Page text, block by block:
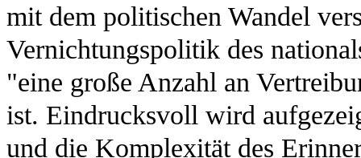
mit dem politischen Wandel
Vernichtungspolitik des
"eine große Anzahl an
ist. Eindrucksvoll wird
und die Komplexität des